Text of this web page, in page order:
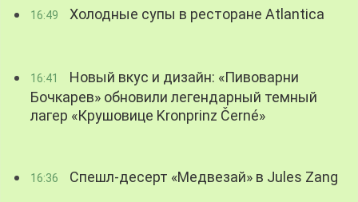
16:49 Холодные супы в ресторане Atlantica
16:41
Новый вкус и дизайн: «Пивоварни
Бочкарев» обновили легендарный темный
лагер «Крушовице Kronprinz Černé»
16:36 Спешл-десерт «Медвезай» в Jules Zang